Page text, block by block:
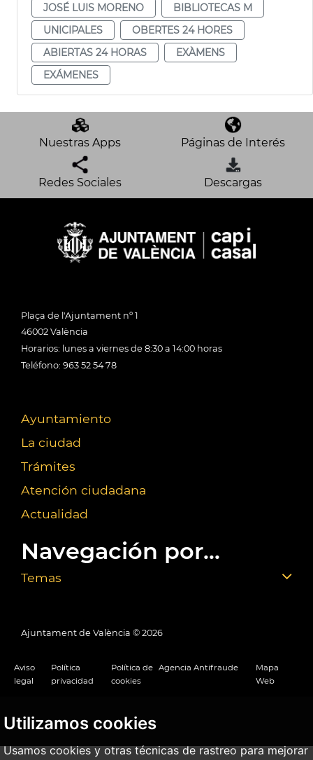
Utilizamos cookies
Usamos cookies y otras técnicas de rastreo para mejorar
JOSÉ LUIS MORENO
BIBLIOTECAS M
UNICIPALES
OBERTES 24 HORES
ABIERTAS 24 HORAS
EXÀMENS
EXÁMENES
Nuestras Apps Páginas de Interés
Redes Sociales Descargas
Plaça de l'Ajuntament nº 1
46002 València
Horarios: lunes a viernes de 8:30 a 14:00 horas
Teléfono: 963 52 54 78
Ayuntamiento
La ciudad
Trámites
Atención ciudadana
Actualidad
Navegación por...
Temas
Ajuntament de València © 2026
Aviso
legal
Política
privacidad
Política de
cookies
Agencia Antifraude
Mapa
Web